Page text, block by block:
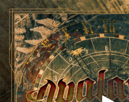
You're all set!
Otra Vida (30
05:59
.